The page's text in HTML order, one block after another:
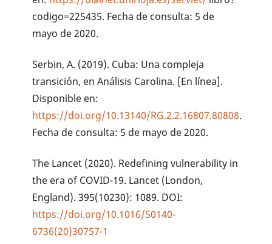
codigo=225435. Fecha de consulta: 5 de
mayo de 2020.
Serbin, A. (2019). Cuba: Una compleja
transición, en Análisis Carolina. [En línea].
Disponible en:
https://doi.org/10.13140/RG.2.2.16807.80808.
Fecha de consulta: 5 de mayo de 2020.
The Lancet (2020). Redefining vulnerability in
the era of COVID-19. Lancet (London,
England). 395(10230): 1089. DOI:
https://doi.org/10.1016/S0140-
6736(20)30757-1